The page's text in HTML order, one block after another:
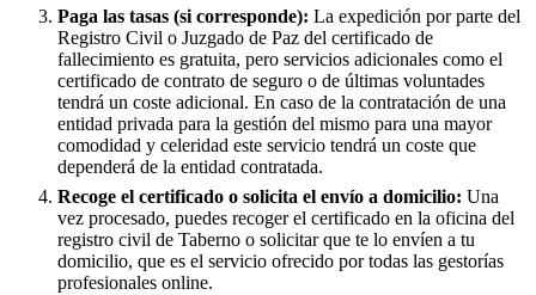
Paga las tasas (si corresponde): La expedición por parte del
Registro Civil o Juzgado de Paz del certificado de
fallecimiento es gratuita, pero servicios adicionales como el
certificado de contrato de seguro o de últimas voluntades
tendrá un coste adicional. En caso de la contratación de una
entidad privada para la gestión del mismo para una mayor
comodidad y celeridad este servicio tendrá un coste que
dependerá de la entidad contratada.
Recoge el certificado o solicita el envío a domicilio: Una
vez procesado, puedes recoger el certificado en la oficina del
registro civil de Taberno o solicitar que te lo envíen a tu
domicilio, que es el servicio ofrecido por todas las gestorías
profesionales online.